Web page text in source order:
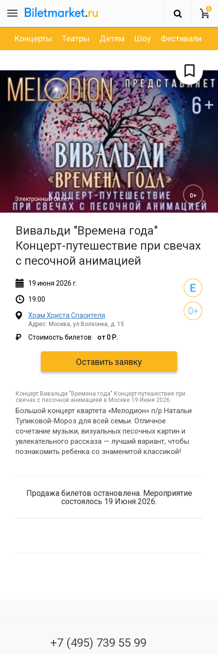
0
Концерты Театры Детям Шоу Фестивали
Вивальди "Времена года"
Концерт-путешествие при свечах
с песочной анимацией
Электронный билет 0+
19 июня 2026 г.
19:00
Храм Христа Спасителя
Адрес: Москва, ул.Волхонка, д. 15
₽ Стоимость билетов: от 0 Р.
Оставить заявку
концерт Вивальди "Времена года" Концерт-путешествие при
свечах с песочной анимацией в Москве 19 Июня 2026.
Большой концерт квартета «Мелодион» п/р Натальи
Тупиковой-Мороз для всей семьи. Отличное
сочетание музыки, визуальных песочных картин и
увлекательного рассказа — лучший вариант, чтобы
познакомить ребенка со знаменитой классикой!
Продажа билетов остановлена. Мероприятие
состоялось 19 Июня 2026.
+7 (495) 739 55 99